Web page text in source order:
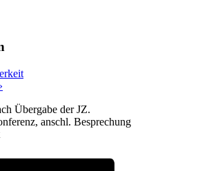
Übergabe der JZ.
anschl. Besprechung